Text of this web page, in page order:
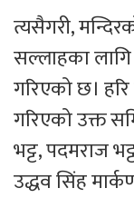
त्यसैगरी,
सल्लाहका
गरिएको छ।
गरिएको उक्त
भट्ट, पदमराज
उद्धव सिंह